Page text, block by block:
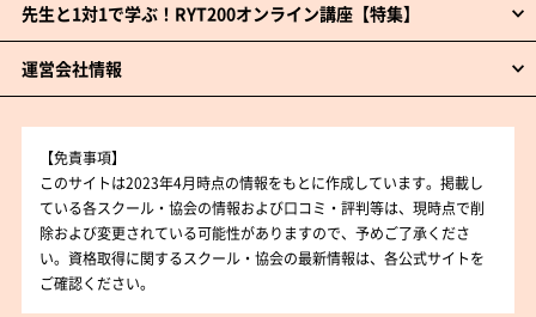
先生と1対1で学ぶ！RYT200オンライン講座【特集】
運営会社情報
【免責事項】
このサイトは2023年4月時点の情報をもとに作成しています。掲載し
ている各スクール・協会の情報および口コミ・評判等は、現時点で削
除および変更されている可能性がありますので、予めご了承くださ
い。資格取得に関するスクール・協会の最新情報は、各公式サイトを
ご確認ください。